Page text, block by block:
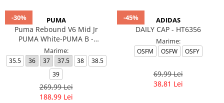
-30% PUMA
Puma Rebound V6 Mid Jr
PUMA White-PUMA B -
393831-03
Marime:
35.5 36 37 37.5 38
38.5
39
269,99 Lei
188,99 Lei
-45% ADIDAS
DAILY CAP - HT6356
Marime:
OSFM OSFW OSFY
69,99 Lei
38,81 Lei